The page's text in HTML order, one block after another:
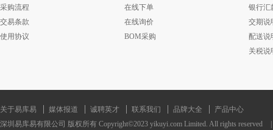
采购流程
交易条款
使用协议
在线下单
在线询价
BOM采购
银行汇
交期说
配送说
关税说
关于易库易 媒体报道 诚聘英才 联系我们 品牌大全
产品中心
深圳易库易有限公司 版权所有 Copyright©2023 yikuyi.com Limited. All rights reserved